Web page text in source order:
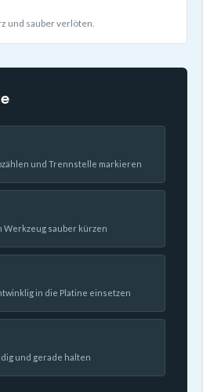
und sauber verlöten.
und Trennstelle markieren
Werkzeug sauber kürzen
in die Platine einsetzen
und gerade halten